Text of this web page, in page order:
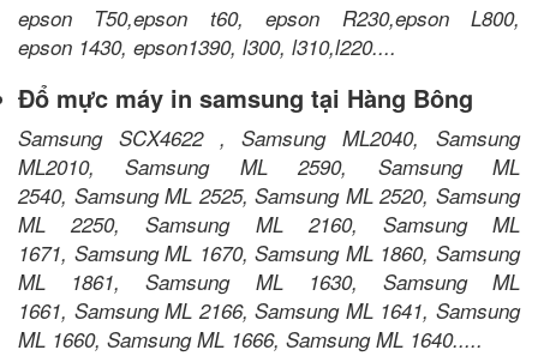
epson T50,epson t60, epson R230,epson L800,
epson 1430, epson1390, l300, l310,l220....
Đổ mực máy in samsung tại Hàng Bông
Samsung SCX4622 , Samsung ML2040, Samsung
ML2010, Samsung ML 2590, Samsung ML
2540, Samsung ML 2525, Samsung ML 2520, Samsung
ML 2250, Samsung ML 2160, Samsung ML
1671, Samsung ML 1670, Samsung ML 1860, Samsung
ML 1861, Samsung ML 1630, Samsung ML
1661, Samsung ML 2166, Samsung ML 1641, Samsung
ML 1660, Samsung ML 1666, Samsung ML 1640.....